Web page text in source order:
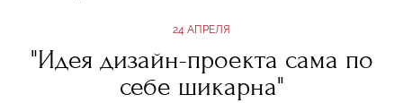
24 АПРЕЛЯ
"Идея дизайн-проекта сама по
себе шикарна"